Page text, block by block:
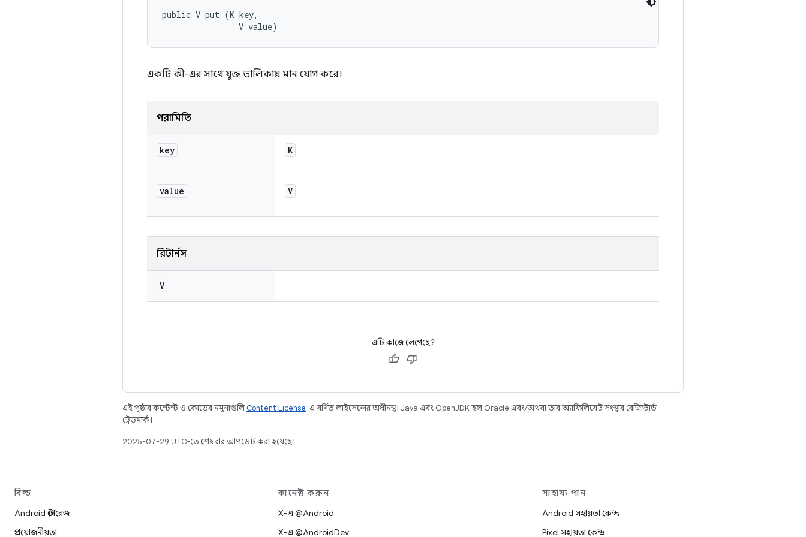
public V put (K key,
                V value)
একটি কী-এর সাথে যুক্ত তালিকায় মান যোগ করে।
পরামিতি
key K
value V
রিটার্নস
V
এটি কাজে লেগেছে?
এই পৃষ্ঠার কন্টেন্ট ও কোডের নমুনাগুলিContent License-এ বর্ণিত লাইসেন্সের অধীনস্থ। Java এবং OpenJDK হল Oracle এবং/অথবা তার অ্যাফিলিয়েট সংস্থার রেজিস্টার্ড
ট্রেডমার্ক।
2025-07-29 UTC-তে শেষবার আপডেট করা হয়েছে।
বিল্ড
Android স্টোরেজ
প্রয়োজনীয়তা
কানেক্ট করুন
X-এ @Android
X-এ @AndroidDev
সাহায্য পান
Android সহায়তা কেন্দ্র
Pixel সহায়তা কেন্দ্র